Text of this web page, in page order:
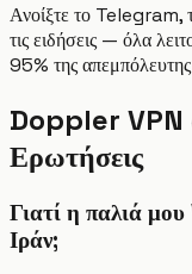
Ανοίξτε το
τις ειδήσεις — όλα
95% της
Doppler VPN
Ερωτήσεις
Γιατί η παλιά μου
Ιράν;